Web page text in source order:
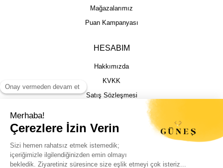
Mağazalarımız
Puan Kampanyası
HESABIM
Hakkımızda
KVKK
Satış Sözleşmesi
İptal İade Şartları
Kargo Takibi